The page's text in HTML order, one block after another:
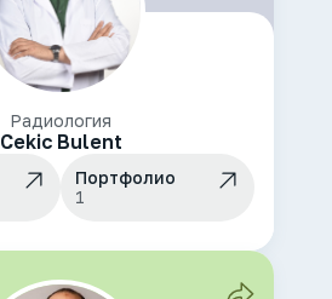
Радиология
Cekic Bulent
Портфолио
1